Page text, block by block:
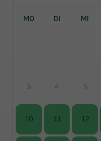
MO DI MI
3 4 5
10 11 12